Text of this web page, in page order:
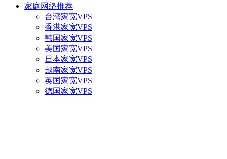
家庭网络推荐
台湾家宽VPS
香港家宽VPS
韩国家宽VPS
美国家宽VPS
日本家宽VPS
越南家宽VPS
英国家宽VPS
德国家宽VPS